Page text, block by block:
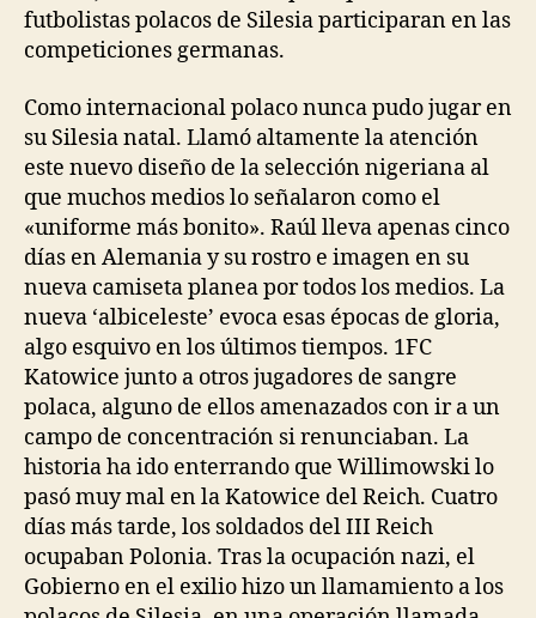
futbolistas polacos de Silesia participaran en las
competiciones germanas.
Como internacional polaco nunca pudo jugar en
su Silesia natal. Llamó altamente la atención
este nuevo diseño de la selección nigeriana al
que muchos medios lo señalaron como el
«uniforme más bonito». Raúl lleva apenas cinco
días en Alemania y su rostro e imagen en su
nueva camiseta planea por todos los medios. La
nueva ‘albiceleste’ evoca esas épocas de gloria,
algo esquivo en los últimos tiempos. 1FC
Katowice junto a otros jugadores de sangre
polaca, alguno de ellos amenazados con ir a un
campo de concentración si renunciaban. La
historia ha ido enterrando que Willimowski lo
pasó muy mal en la Katowice del Reich. Cuatro
días más tarde, los soldados del III Reich
ocupaban Polonia. Tras la ocupación nazi, el
Gobierno en el exilio hizo un llamamiento a los